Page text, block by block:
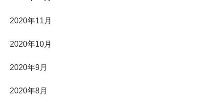
2020年11月
2020年10月
2020年9月
2020年8月